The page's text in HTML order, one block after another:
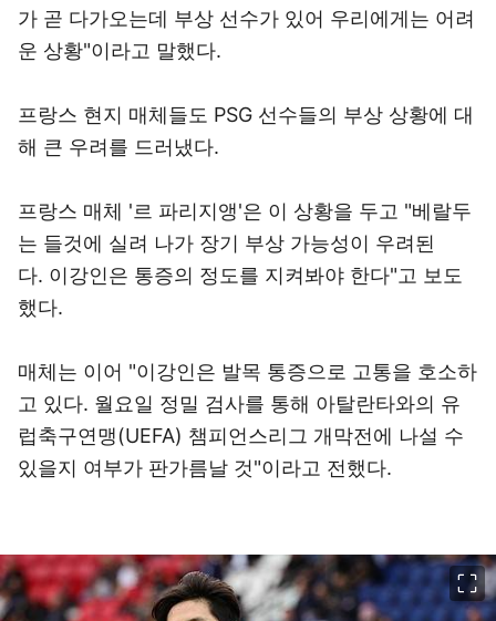
가 곧 다가오는데 부상 선수가 있어 우리에게는 어려
운 상황"이라고 말했다.
프랑스 현지 매체들도 PSG 선수들의 부상 상황에 대
해 큰 우려를 드러냈다.
프랑스 매체 '르 파리지앵'은 이 상황을 두고 "베랄두
는 들것에 실려 나가 장기 부상 가능성이 우려된
다. 이강인은 통증의 정도를 지켜봐야 한다"고 보도
했다.
매체는 이어 "이강인은 발목 통증으로 고통을 호소하
고 있다. 월요일 정밀 검사를 통해 아탈란타와의 유
럽축구연맹(UEFA) 챔피언스리그 개막전에 나설 수
있을지 여부가 판가름날 것"이라고 전했다.